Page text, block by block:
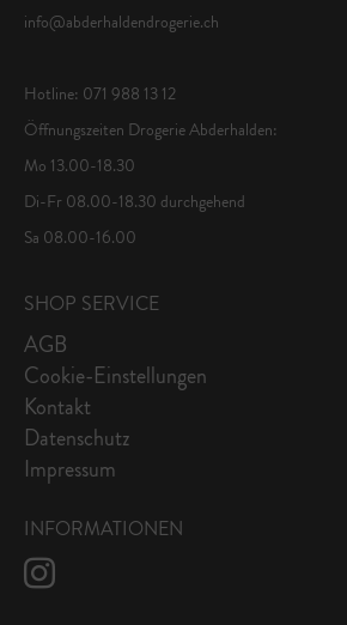
info@abderhaldendrogerie.ch
Hotline: 071 988 13 12
Öffnungszeiten Drogerie Abderhalden:
Mo 13.00-18.30
Di-Fr 08.00-18.30 durchgehend
Sa 08.00-16.00
SHOP SERVICE
AGB
Cookie-Einstellungen
Kontakt
Datenschutz
Impressum
INFORMATIONEN